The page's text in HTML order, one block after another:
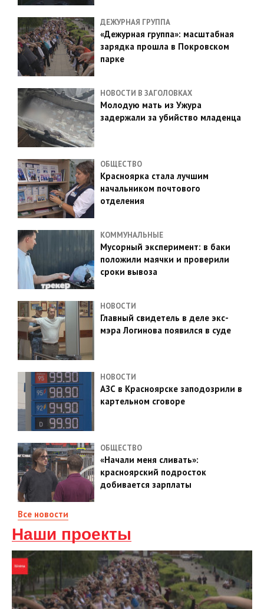
ДЕЖУРНАЯ ГРУППА
«Дежурная группа»: масштабная
зарядка прошла в Покровском
парке
НОВОСТИ В ЗАГОЛОВКАХ
Молодую мать из Ужура
задержали за убийство младенца
ОБЩЕСТВО
Красноярка стала лучшим
начальником почтового
отделения
КОММУНАЛЬНЫЕ
Мусорный эксперимент: в баки
положили маячки и проверили
сроки вывоза
НОВОСТИ
Главный свидетель в деле экс-
мэра Логинова появился в суде
НОВОСТИ
АЗС в Красноярске заподозрили в
картельном сговоре
ОБЩЕСТВО
«Начали меня сливать»:
красноярский подросток
добивается зарплаты
Все новости
Наши проекты